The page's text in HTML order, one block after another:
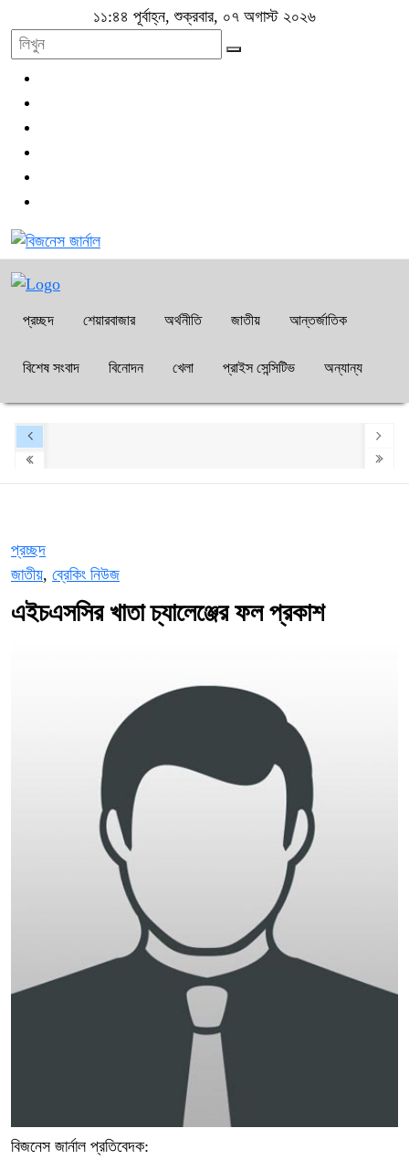
১১:৪৪ পূর্বাহ্ন, শুক্রবার, ০৭ অগাস্ট ২০২৬
প্রচ্ছদ শেয়ারবাজার অর্থনীতি জাতীয় আন্তর্জাতিক
বিশেষ সংবাদ বিনোদন খেলা প্রাইস সেন্সিটিভ অন্যান্য
প্রচ্ছদ
জাতীয়, ব্রেকিং নিউজ
এইচএসসির খাতা চ্যালেঞ্জের ফল প্রকাশ
বিজনেস জার্নাল প্রতিবেদক: